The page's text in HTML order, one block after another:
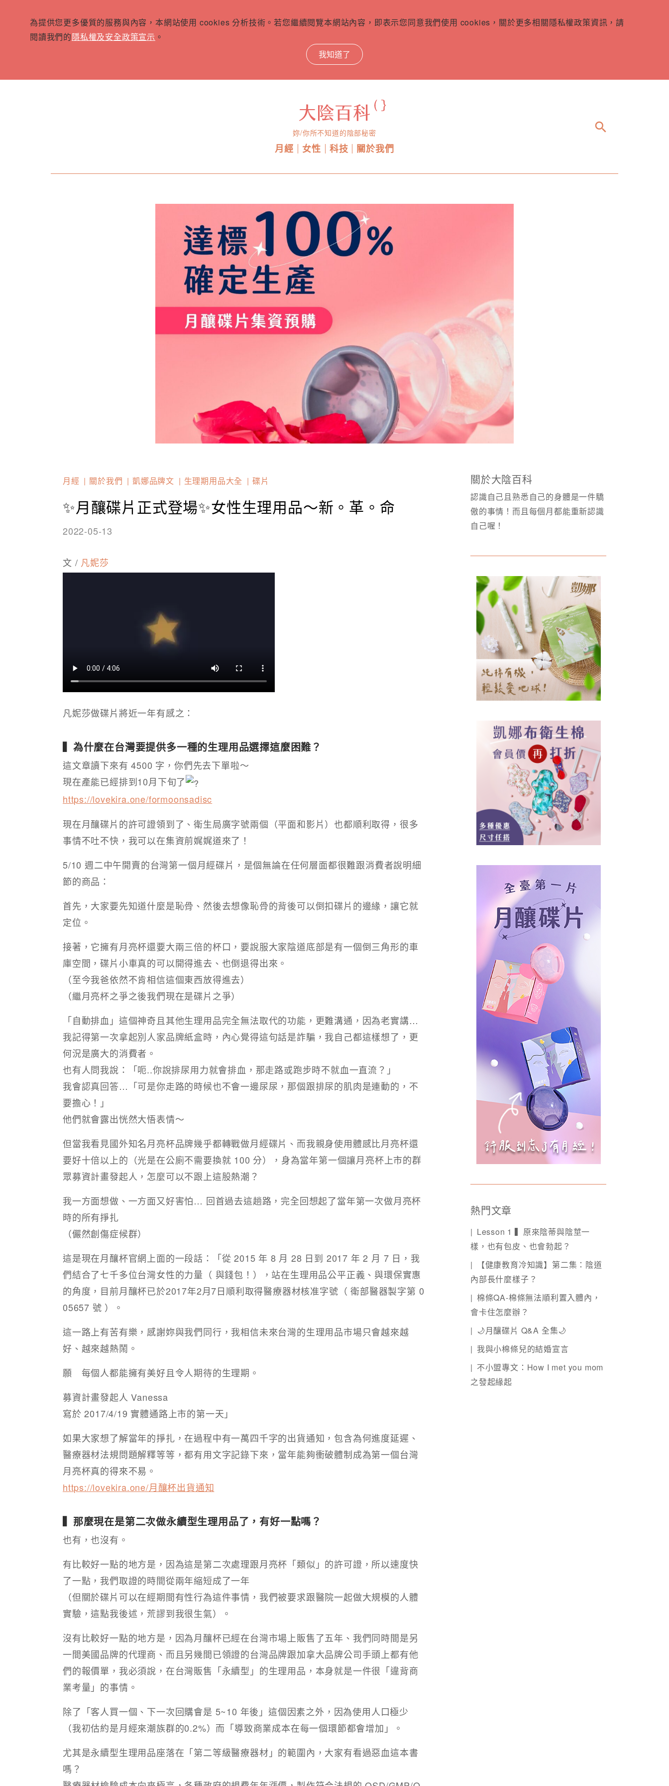
為提供您更多優質的服務與內容，本網站使用 cookies 分析技術。若您繼續閱覽本網站內容，即表示您同意我們使用 cookies，關於更多相關隱私權政策資訊，請
閱讀我們的隱私權及安全政策宣示 。
我知道了
妳/你所不知道的陰部秘密
月經 女性 科技 關於我們
search
月經 關於我們 凱娜品牌文 生理期用品大全 碟片
✨月釀碟片正式登場✨女性生理用品～新。革。命
2022-05-13
文 / 凡妮莎
凡妮莎做碟片將近一年有感之：
▍為什麼在台灣要提供多一種的生理用品選擇這麼困難？​​
這文章讀下來有 4500 字，你們先去下單啦～
現在產能已經排到10月下旬了
https://lovekira.one/formoonsadisc​
現在月釀碟片的許可證領到了、衛生局廣字號兩個（平面和影片）也都順利取得，很多
事情不吐不快，我可以在集資前娓娓道來了！
​​5/10 週二中午開賣的台灣第一個月經碟片，是個無論在任何層面都很難跟消費者說明細
節的商品：​​
首先，大家要先知道什麼是恥骨、然後去想像恥骨的背後可以倒扣碟片的邊緣，讓它就
定位。​​
接著，它擁有月亮杯還要大兩三倍的杯口，要說服大家陰道底部是有一個倒三角形的車
庫空間，碟片小車真的可以開得進去、也倒退得出來。
（至今我爸依然不肯相信這個東西放得進去）
（繼月亮杯之爭之後我們現在是碟片之爭）
​​「自動排血」這個神奇且其他生理用品完全無法取代的功能，更難溝通，因為老實講…
我記得第一次拿起別人家品牌紙盒時，內心覺得這句話是詐騙，我自己都這樣想了，更
何況是廣大的消費者。
也有人問我說：「呃..你說排尿用力就會排血，那走路或跑步時不就血一直流？」
我會認真回答…「可是你走路的時候也不會一邊尿尿，那個跟排尿的肌肉是連動的，不
要擔心！」
他們就會露出恍然大悟表情～​​
但當我看見國外知名月亮杯品牌幾乎都轉戰做月經碟片、而我親身使用體感比月亮杯還
要好十倍以上的（光是在公廁不需要換就 100 分），身為當年第一個讓月亮杯上市的群
眾募資計畫發起人，怎麼可以不跟上這股熱潮？​​
我一方面想做、一方面又好害怕… 回首過去這趟路，完全回想起了當年第一次做月亮杯
時的所有掙扎
（儼然創傷症候群）​​
這是現在月釀杯官網上面的一段話：​「從 2015 年 8 月 28 日到 2017 年 2 月 7 日，我
們結合了七千多位台灣女性的力量（ 與錢包！），站在生理用品公平正義、與環保實惠
的角度，目前月釀杯已於2017年2月7日順利取得醫療器材核准字號（ 衛部醫器製字第 0
05657 號 ）。​ ​
這一路上有苦有樂，感謝妳與我們同行，我相信未來台灣的生理用品市場只會越來越
好、越來越熱鬧。​ ​
願 每個人都能擁有美好且令人期待的生理期。​ ​
募資計畫發起人 Vanessa​
寫於 2017/4/19 實體通路上市的第一天」​​
如果大家想了解當年的掙扎，在過程中有一萬四千字的出貨通知，包含為何進度延遲、
醫療器材法規問題解釋等等，都有用文字記錄下來，當年能夠衝破體制成為第一個台灣
月亮杯真的得來不易。
https://lovekira.one/月釀杯出貨通知
▍那麼現在是第二次做永續型生理用品了，有好一點嗎？​​
也有，也沒有。​​
有比較好一點的地方是，因為這是第二次處理跟月亮杯「類似」的許可證，所以速度快
了一點，我們取證的時間從兩年縮短成了一年
（但關於碟片可以在經期間有性行為這件事情，我們被要求跟醫院一起做大規模的人體
實驗，這點我後述，荒謬到我很生氣）。
​​沒有比較好一點的地方是，因為月釀杯已經在台灣市場上販售了五年、我們同時間是另
一間美國品牌的代理商、而且另幾間已領證的台灣品牌跟加拿大品牌公司手頭上都有他
們的報價單，我必須說，在台灣販售「永續型」的生理用品，本身就是一件很「違背商
業考量」的事情。​​
除了「客人買一個、下一次回購會是 5~10 年後」這個因素之外，因為使用人口極少
（我初估約是月經來潮族群的0.2%）而「導致商業成本在每一個環節都會增加」。​​
尤其是永續型生理用品座落在「第二等級醫療器材」的範圍內，大家有看過惡血這本書
嗎？
關於大陰百科
認識自己且熟悉自己的身體是一件驕
傲的事情！而且每個月都能重新認識
自己喔！
熱門文章
Lesson 1 ▍原來陰蒂與陰莖一
樣，也有包皮、也會勃起？
【健康教育冷知識】第二集：陰道
內部長什麼樣子？
棉條QA-棉條無法順利置入體內，
會卡住怎麼辦？
🌙月釀碟片 Q&A 全集🌙
我與小棉條兒的結婚宣言
不小盟專文：How I met you mom
之發起緣起